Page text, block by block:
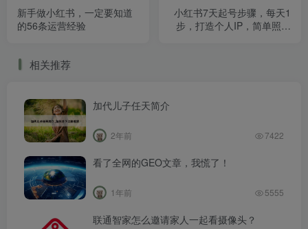
新手做小红书，一定要知道
的56条运营经验
小红书7天起号步骤，每天1
步，打造个人IP，简单照做
相关推荐
加代儿子任天简介
2年前 7422
看了全网的GEO文章，我慌了！
1年前 5555
联通智家怎么邀请家人一起看摄像头？